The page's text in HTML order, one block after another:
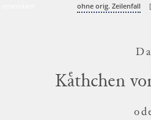
ohne orig. Zeilenfall
Kaͤthchen